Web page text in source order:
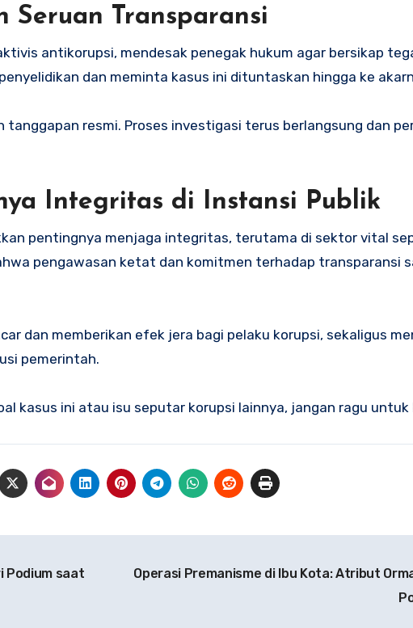
Seruan Transparansi
antikorupsi, mendesak penegak hukum agar bersikap
dan meminta kasus ini dituntaskan hingga ke
tanggapan resmi. Proses investigasi terus berlangsung dan
Integritas di Instansi Publik
pentingnya menjaga integritas, terutama di sektor vital
pengawasan ketat dan komitmen terhadap transparansi
dan memberikan efek jera bagi pelaku korupsi, sekaligus
pemerintah.
kasus ini atau isu seputar korupsi lainnya, jangan ragu untuk
Podium saat
Operasi Premanisme di Ibu Kota: Atribut